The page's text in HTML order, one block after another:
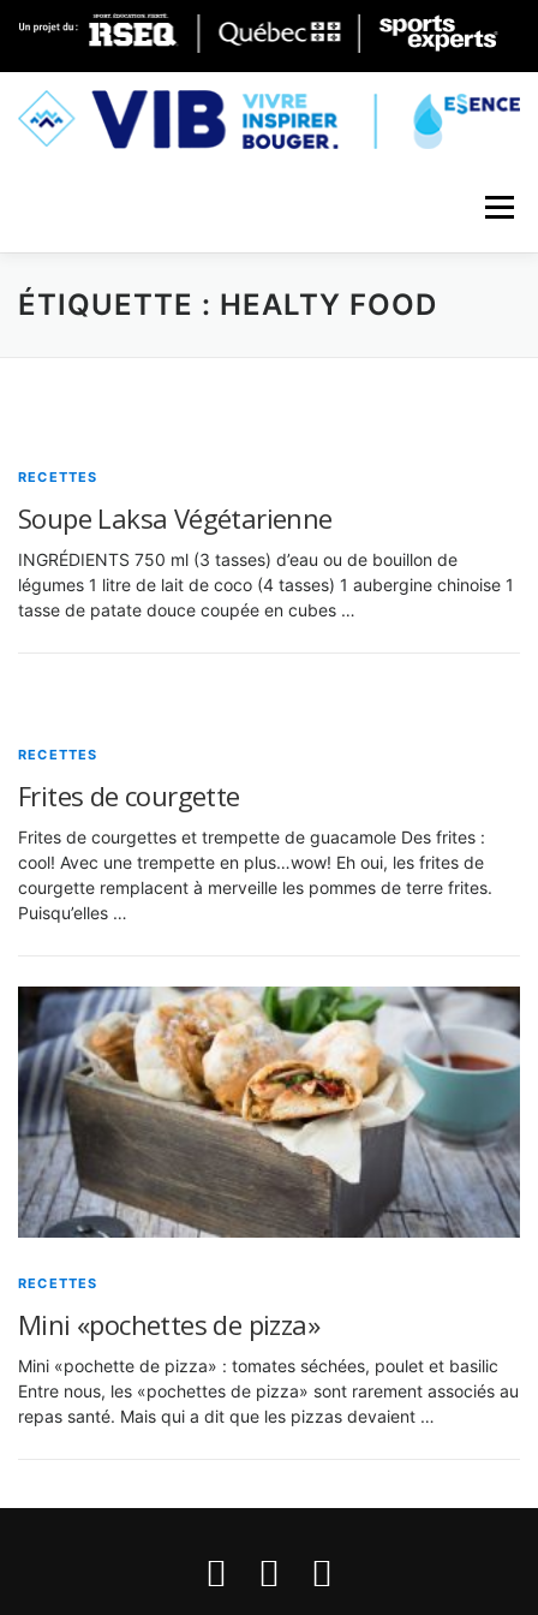
Skip to content
Menu
ÉTIQUETTE : HEALTY FOOD
RECETTES
Soupe Laksa Végétarienne
INGRÉDIENTS 750 ml (3 tasses) d’eau ou de bouillon de
légumes 1 litre de lait de coco (4 tasses) 1 aubergine chinoise 1
tasse de patate douce coupée en cubes …
RECETTES
Frites de courgette
Frites de courgettes et trempette de guacamole Des frites :
cool! Avec une trempette en plus…wow! Eh oui, les frites de
courgette remplacent à merveille les pommes de terre frites.
Puisqu’elles …
RECETTES
Mini «pochettes de pizza»
Mini «pochette de pizza» : tomates séchées, poulet et basilic
Entre nous, les «pochettes de pizza» sont rarement associés au
repas santé. Mais qui a dit que les pizzas devaient …